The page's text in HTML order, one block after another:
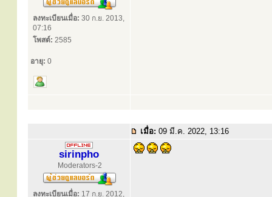
ลงทะเบียนเมื่อ: 30 ก.ย. 2013,
07:16
โพสต์: 2585
อายุ: 0
เมื่อ: 09 มี.ค. 2022, 13:16
sirinpho
Moderators-2
ลงทะเบียนเมื่อ: 17 ก.ย. 2012,